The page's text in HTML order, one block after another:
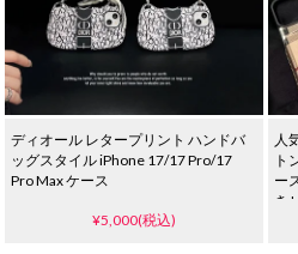
ディオール レタープリント ハンドバ
ッグスタイル iPhone 17/17 Pro/17
Pro Max ケース
¥5,000(税込)
人
ト
ー
き